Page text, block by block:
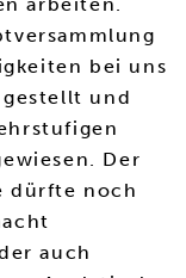
bei uns
und
Der
dürfte noch
auch